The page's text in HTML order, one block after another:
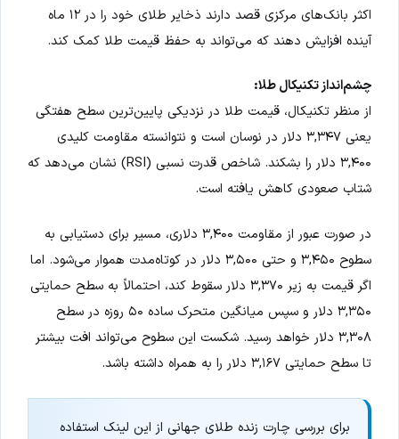
اکثر بانک‌های مرکزی قصد دارند ذخایر طلای خود را در ۱۲ ماه
آینده افزایش دهند که می‌تواند به حفظ قیمت طلا کمک کند.
چشم‌انداز تکنیکال طلا:
از منظر تکنیکال، قیمت طلا در نزدیکی پایین‌ترین سطح هفتگی
یعنی ۳,۳۴۷ دلار در نوسان است و نتوانسته مقاومت کلیدی
۳,۴۰۰ دلار را بشکند. شاخص قدرت نسبی (RSI) نشان می‌دهد که
شتاب صعودی کاهش یافته است.
در صورت عبور از مقاومت ۳,۴۰۰ دلاری، مسیر برای دستیابی به
سطوح ۳,۴۵۰ و حتی ۳,۵۰۰ دلار در کوتاه‌مدت هموار می‌شود. اما
اگر قیمت به زیر ۳,۳۷۰ دلار سقوط کند، احتمالاً به سطح حمایتی
۳,۳۵۰ دلار و سپس میانگین متحرک ساده ۵۰ روزه در سطح
۳,۳۰۸ دلار خواهد رسید. شکست این سطوح می‌تواند افت بیشتر
تا سطح حمایتی ۳,۱۶۷ دلار را به همراه داشته باشد.
برای بررسی چارت زنده طلای جهانی از این لینک استفاده